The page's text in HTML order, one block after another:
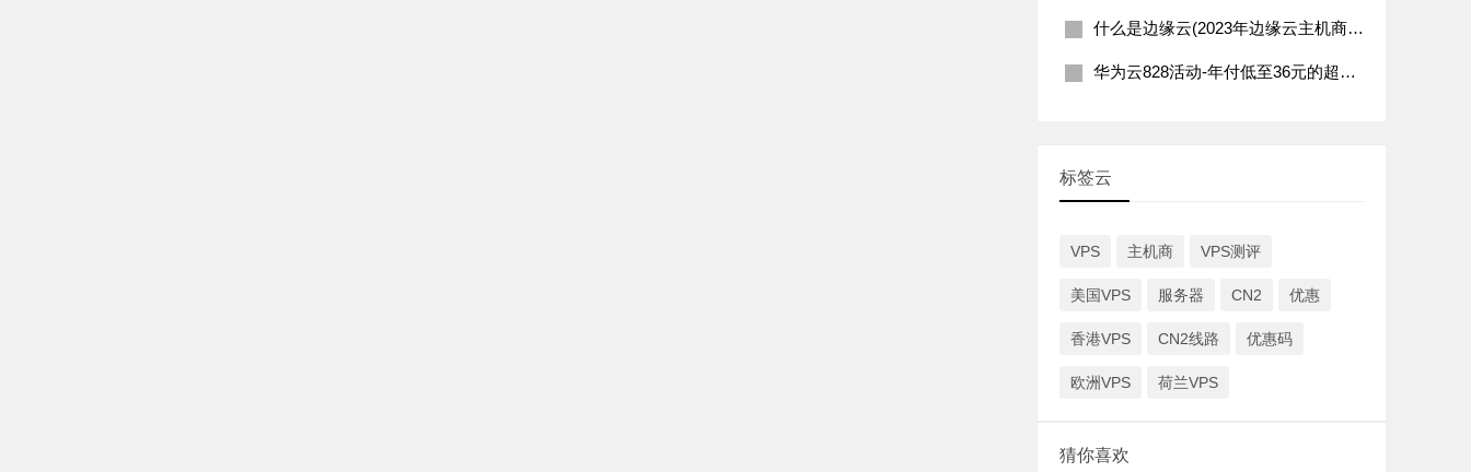
什么是边缘云(2023年边缘云主机商推荐)
华为云828活动-年付低至36元的超值云服务优惠
标签云
VPS 主机商 VPS测评
美国VPS 服务器 CN2 优惠
香港VPS CN2线路 优惠码
欧洲VPS 荷兰VPS
猜你喜欢